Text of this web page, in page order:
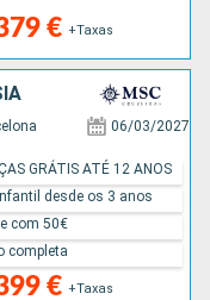
€ +Taxas
06/03/2027
€ +Taxas
GRÁTIS ATÉ 12 ANOS
desde os 3 anos
com 50€
completa